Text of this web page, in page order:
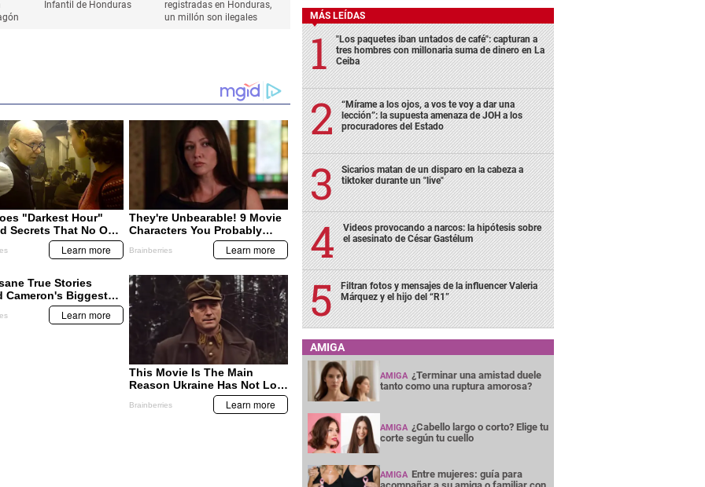
Infantil de Honduras
registradas en Honduras,
un millón son ilegales
MÁS LEÍDAS
"Los paquetes iban untados de café": capturan a
tres hombres con millonaria suma de dinero en La
Ceiba
“Mírame a los ojos, a vos te voy a dar una
lección”: la supuesta amenaza de JOH a los
procuradores del Estado
Sicarios matan de un disparo en la cabeza a
tiktoker durante un "live"
Videos provocando a narcos: la hipótesis sobre
el asesinato de César Gastélum
Filtran fotos y mensajes de la influencer Valeria
Márquez y el hijo del “R1”
AMIGA
AMIGA ¿Terminar una amistad duele
tanto como una ruptura amorosa?
AMIGA ¿Cabello largo o corto? Elige tu
corte según tu cuello
AMIGA Entre mujeres: guía para